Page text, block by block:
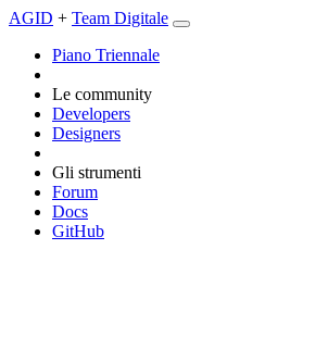
AGID + Team Digitale
Piano Triennale
Le community
Developers
Designers
Gli strumenti
Forum
Docs
GitHub